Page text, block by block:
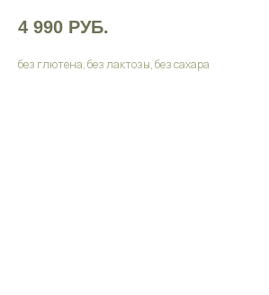
4 990 РУБ.
без глютена, без лактозы, без сахара